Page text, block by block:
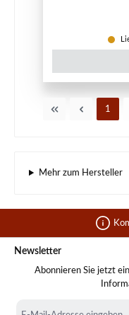
Seite
1
Mehr zum Hersteller
Newsletter
Abonnieren Sie jetzt